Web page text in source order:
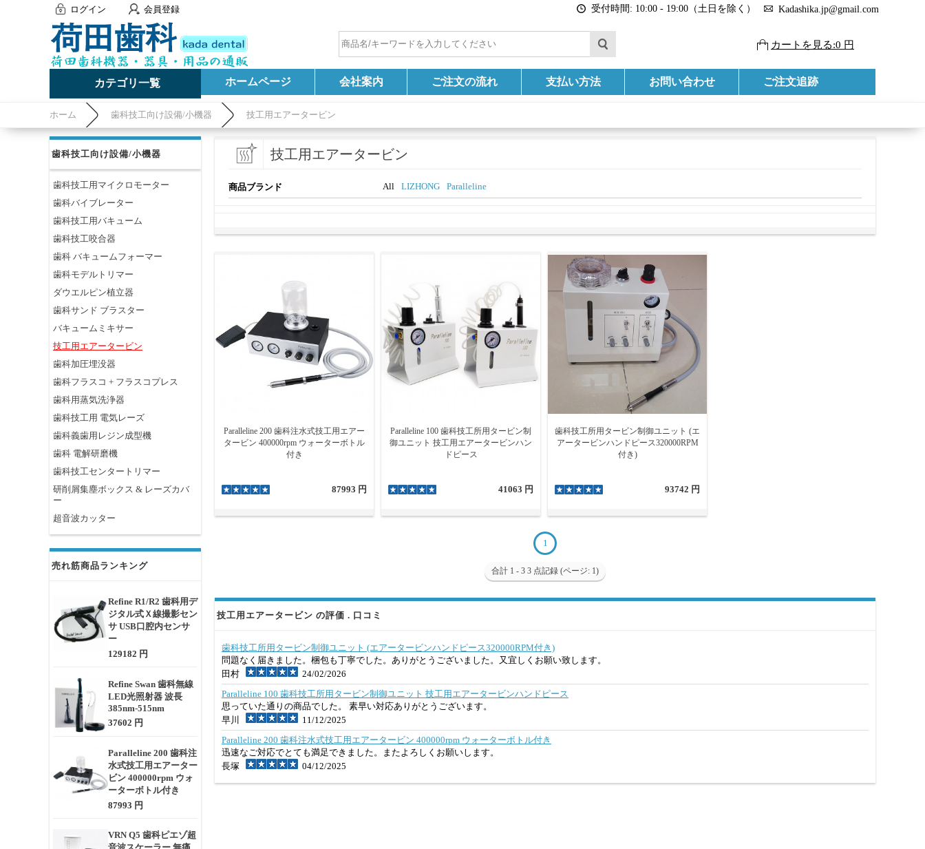
ログイン 会員登録 受付時間: 10:00 - 19:00（土日を除く） Kadashika.jp@gmail.com
カートを見る:0 円
カテゴリ一覧 ホームページ 会社案内 ご注文の流れ 支払い方法 お問い合わせ ご注文追跡
ホーム 歯科技工向け設備/小機器 技工用エアータービン
歯科技工向け設備/小機器
歯科技工用マイクロモーター
歯科バイブレーター
歯科技工用バキューム
歯科技工咬合器
歯科 バキュームフォーマー
歯科モデルトリマー
ダウエルピン植立器
歯科サンド ブラスター
バキュームミキサー
技工用エアータービン
歯科加圧埋没器
歯科フラスコ + フラスコプレス
歯科用蒸気洗浄器
歯科技工用 電気レーズ
歯科義歯用レジン成型機
歯科 電解研磨機
歯科技工センタートリマー
研削屑集塵ボックス & レーズカバ
ー
超音波カッター
売れ筋商品ランキング
Refine R1/R2 歯科用デ
ジタル式Ｘ線撮影セン
サ USB口腔内センサ
ー
129182 円
Refine Swan 歯科無線
LED光照射器 波長
385nm-515nm
37602 円
Paralleline 200 歯科注
水式技工用エアーター
ビン 400000rpm ウォ
ーターボトル付き
87993 円
VRN Q5 歯科ピエゾ超
技工用エアータービン
商品ブランド All LIZHONG Paralleline
Paralleline 200 歯科注水式技工用エアー
タービン 400000rpm ウォーターボトル
付き
87993 円
Paralleline 100 歯科技工所用タービン制
御ユニット 技工用エアータービンハン
ドピース
41063 円
歯科技工所用タービン制御ユニット (エ
アータービンハンドピース320000RPM
付き)
93742 円
1
合計 1 - 3 3 点記録 (ページ: 1)
技工用エアータービン の評価 . 口コミ
歯科技工所用タービン制御ユニット (エアータービンハンドピース320000RPM付き)
問題なく届きました。梱包も丁寧でした。ありがとうございました。又宜しくお願い致します。
田村
24/02/2026
Paralleline 100 歯科技工所用タービン制御ユニット 技工用エアータービンハンドピース
思っていた通りの商品でした。 素早い対応ありがとうございます。
早川
11/12/2025
Paralleline 200 歯科注水式技工用エアータービン 400000rpm ウォーターボトル付き
迅速なご対応でとても満足できました。またよろしくお願いします。
長塚
04/12/2025